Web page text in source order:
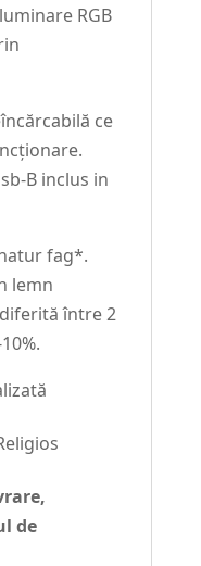
RGB
ce
B inclus in
fag*.
lemn
între 2
de